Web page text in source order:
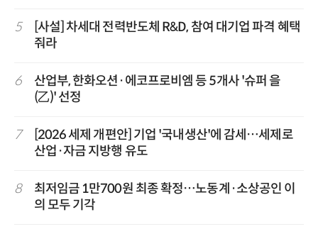
5
[사설] 차세대 전력반도체 R&D, 참여 대기업 파격 혜택
줘라
6
산업부, 한화오션·에코프로비엠 등 5개사 '슈퍼 을
(乙)' 선정
7
[2026 세제 개편안] 기업 '국내생산'에 감세…세제로
산업·자금 지방행 유도
8
최저임금 1만700원 최종 확정…노동계·소상공인 이
의 모두 기각